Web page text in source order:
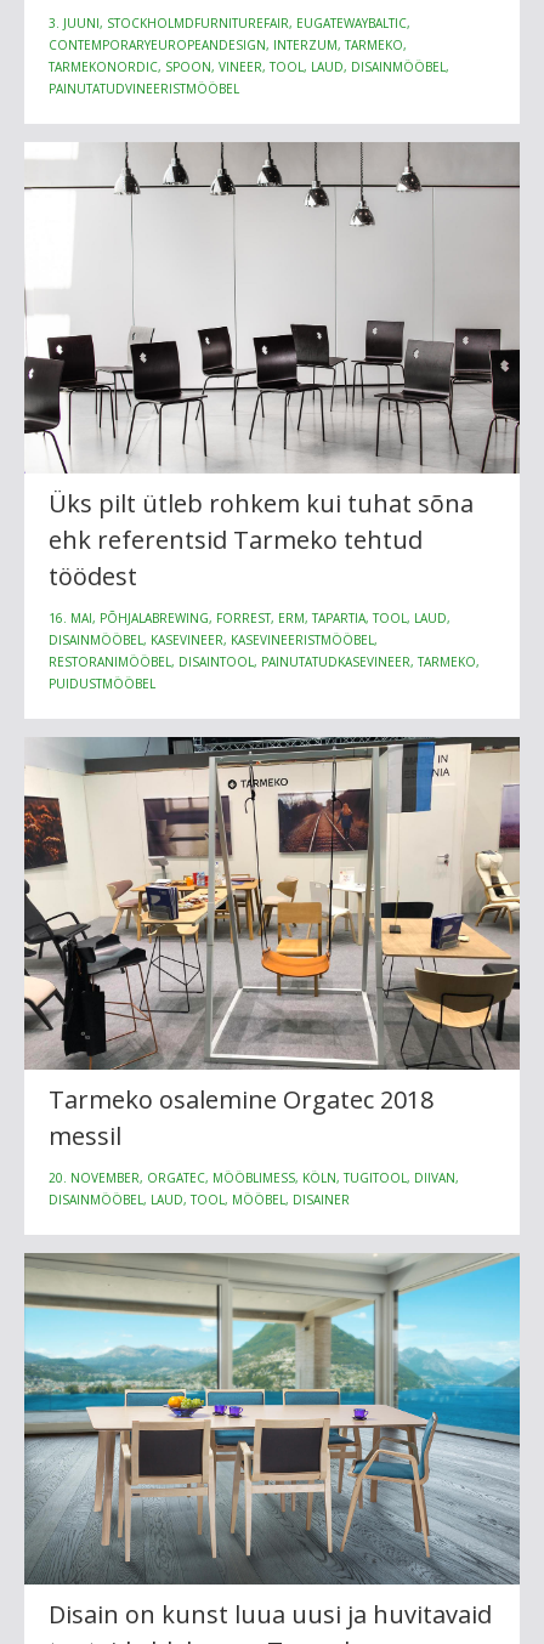
3. JUUNI, STOCKHOLMDFURNITUREFAIR, EUGATEWAYBALTIC,
CONTEMPORARYEUROPEANDESIGN, INTERZUM, TARMEKO,
TARMEKONORDIC, SPOON, VINEER, TOOL, LAUD, DISAINMÖÖBEL,
PAINUTATUDVINEERISTMÖÖBEL
Üks pilt ütleb rohkem kui tuhat sõna
ehk referentsid Tarmeko tehtud
töödest
16. MAI, PÕHJALABREWING, FORREST, ERM, TAPARTIA, TOOL, LAUD,
DISAINMÖÖBEL, KASEVINEER, KASEVINEERISTMÖÖBEL,
RESTORANIMÖÖBEL, DISAINTOOL, PAINUTATUDKASEVINEER, TARMEKO,
PUIDUSTMÖÖBEL
Tarmeko osalemine Orgatec 2018
messil
20. NOVEMBER, ORGATEC, MÖÖBLIMESS, KÖLN, TUGITOOL, DIIVAN,
DISAINMÖÖBEL, LAUD, TOOL, MÖÖBEL, DISAINER
Disain on kunst luua uusi ja huvitavaid